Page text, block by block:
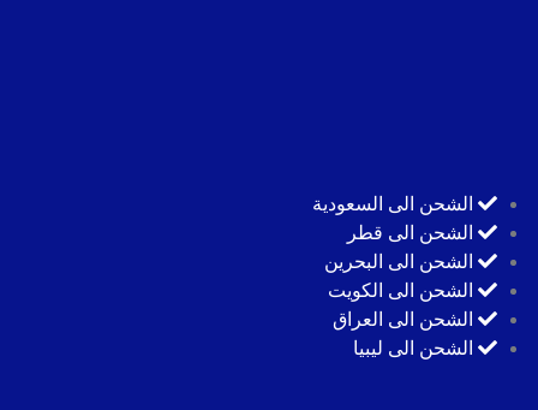
الشحن الى السعودية
الشحن الى قطر
الشحن الى البحرين
الشحن الى الكويت
الشحن الى العراق
الشحن الى ليبيا